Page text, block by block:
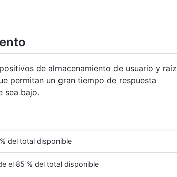
de almacenamiento de usuario y raíz
permitan un gran tiempo de respuesta
sea bajo.
del total disponible
el 85 % del total disponible